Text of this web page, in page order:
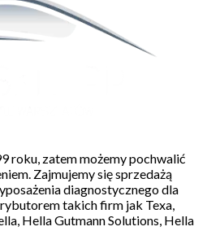
roku, zatem możemy pochwalić
Zajmujemy się sprzedażą
diagnostycznego dla
takich firm jak Texa,
Hella Gutmann Solutions, Hella